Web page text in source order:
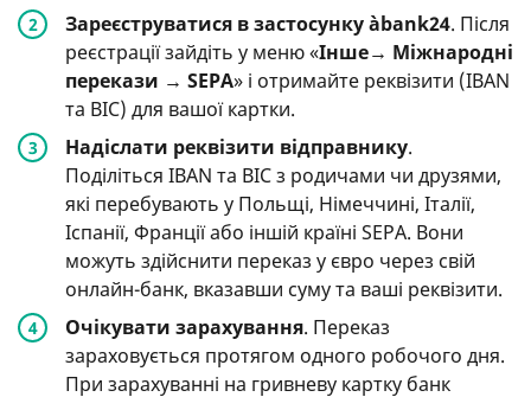
Зареєструватися в застосунку àbank24. Після
реєстрації зайдіть у меню «Інше→ Міжнародні
перекази → SEPA» і отримайте реквізити (IBAN
та BIC) для вашої картки.
Надіслати реквізити відправнику.
Поділіться IBAN та BIC з родичами чи друзями,
які перебувають у Польщі, Німеччині, Італії,
Іспанії, Франції або іншій країні SEPA. Вони
можуть здійснити переказ у євро через свій
онлайн-банк, вказавши суму та ваші реквізити.
Очікувати зарахування. Переказ
зараховується протягом одного робочого дня.
При зарахуванні на гривневу картку банк